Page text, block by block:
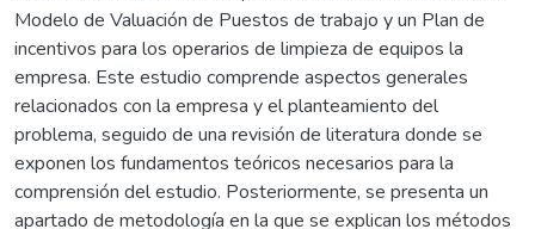
Modelo de Valuación de Puestos de trabajo y un Plan de
incentivos para los operarios de limpieza de equipos la
empresa. Este estudio comprende aspectos generales
relacionados con la empresa y el planteamiento del
problema, seguido de una revisión de literatura donde se
exponen los fundamentos teóricos necesarios para la
comprensión del estudio. Posteriormente, se presenta un
apartado de metodología en la que se explican los métodos